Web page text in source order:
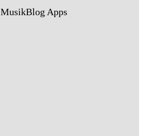
MusikBlog Apps